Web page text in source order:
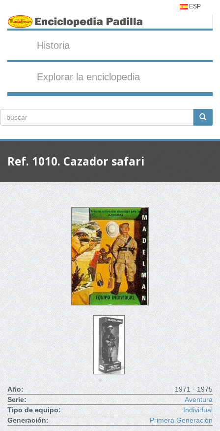
ESP
Historia
Explorar la enciclopedia
Ref. 1010. Cazador safari
Año:
1971 - 1975
Serie:
Aventura
Tipo de equipo:
Individual
Generación:
Primera Generación